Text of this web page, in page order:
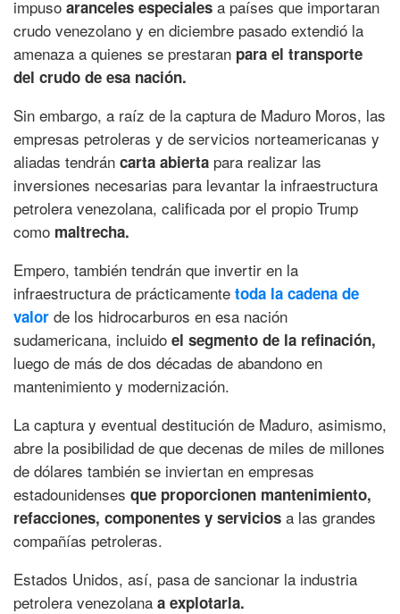
impuso aranceles especiales a países que importaran
crudo venezolano y en diciembre pasado extendió la
amenaza a quienes se prestaran para el transporte
del crudo de esa nación.
Sin embargo, a raíz de la captura de Maduro Moros, las
empresas petroleras y de servicios norteamericanas y
aliadas tendrán carta abierta para realizar las
inversiones necesarias para levantar la infraestructura
petrolera venezolana, calificada por el propio Trump
como maltrecha.
Empero, también tendrán que invertir en la
infraestructura de prácticamente toda la cadena de
valor de los hidrocarburos en esa nación
sudamericana, incluido el segmento de la refinación,
luego de más de dos décadas de abandono en
mantenimiento y modernización.
La captura y eventual destitución de Maduro, asimismo,
abre la posibilidad de que decenas de miles de millones
de dólares también se inviertan en empresas
estadounidenses que proporcionen mantenimiento,
refacciones, componentes y servicios a las grandes
compañías petroleras.
Estados Unidos, así, pasa de sancionar la industria
petrolera venezolana a explotarla.